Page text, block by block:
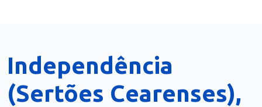
Independência
(Sertões Cearenses),